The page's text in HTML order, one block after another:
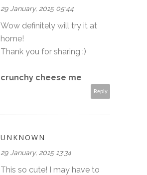
29 January, 2015 05:44
Wow definitely will try it at
home!
Thank you for sharing :)
crunchy cheese me
Reply
UNKNOWN
29 January, 2015 13:34
This so cute! I may have to